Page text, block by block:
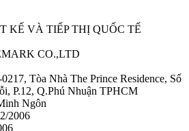
KẾ VÀ TIẾP THỊ QUỐC TẾ
CO.,LTD
Tòa Nhà The Prince Residence, Số
P.12, Q.Phú Nhuận TPHCM
Ngôn
2006